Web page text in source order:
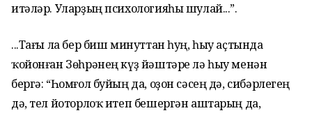
итәләр. Уларҙың психологияһы шулай...”.
...Тағы ла бер биш минуттан һуң, һыу аҫтында
ҡойонған Зөһрәнең күҙ йәштәре лә һыу менән
бергә: “Һомғол буйың да, оҙон сәсең дә, сибәрлегең
дә, тел йоторлоҡ итеп бешергән аштарың да,